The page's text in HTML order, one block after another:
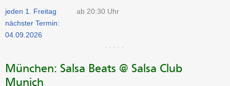
jeden 1. Freitag
nächster Termin:
04.09.2026
ab 20:30 Uhr
München: Salsa Beats @ Salsa Club
Munich